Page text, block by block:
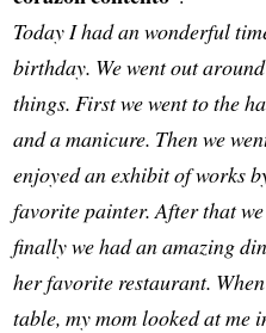
Today I had an wonderful
birthday. We went out
things. First we went to the
and a manicure. Then we
enjoyed an exhibit of works
favorite painter. After that
finally we had an amazing
her favorite restaurant.
table, my mom looked at me